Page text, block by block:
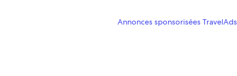
Annonces sponsorisées TravelAds